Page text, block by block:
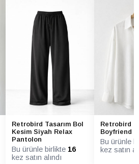
Retrobird Tasarım Bol
Kesim Siyah Relax
Pantolon
Bu ürünle birlikte 16
kez satın alındı
Retrobird
Boyfriend
Bu ürünle
kez satın